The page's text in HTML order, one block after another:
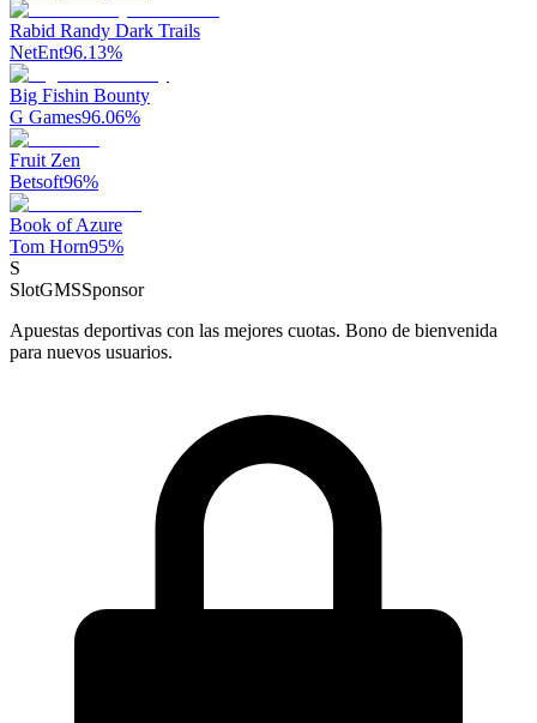
Rabid Randy Dark Trails
NetEnt96.13%
Big Fishin Bounty
G Games96.06%
Fruit Zen
Betsoft96%
Book of Azure
Tom Horn95%
S
SlotGMSSponsor
Apuestas deportivas con las mejores cuotas. Bono de bienvenida
para nuevos usuarios.